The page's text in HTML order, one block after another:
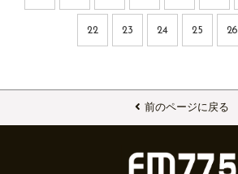
22 23 24 25 26
前のページに戻る